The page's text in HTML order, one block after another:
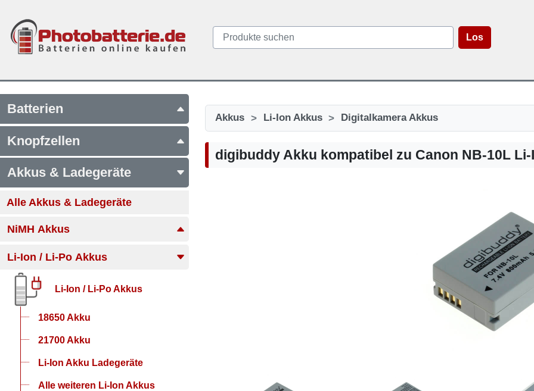
Los
Batterien
Knopfzellen
Akkus & Ladegeräte
Alle Akkus & Ladegeräte
NiMH Akkus
Li-Ion / Li-Po Akkus
Li-Ion / Li-Po Akkus
18650 Akku
21700 Akku
Li-Ion Akku Ladegeräte
Alle weiteren Li-Ion Akkus
Akkus > Li-Ion Akkus > Digitalkamera Akkus
digibuddy Akku kompatibel zu Canon NB-10L Li-